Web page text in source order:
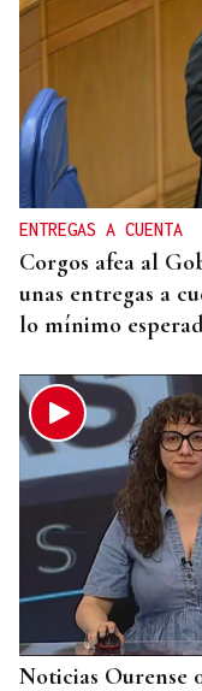
ENTREGAS A CUENTA
Corgos afea al
unas entregas a
lo mínimo
Noticias Ourense